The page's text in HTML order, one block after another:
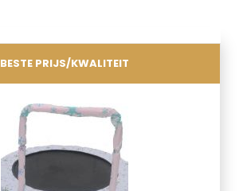
BESTE PRIJS/KWALITEIT